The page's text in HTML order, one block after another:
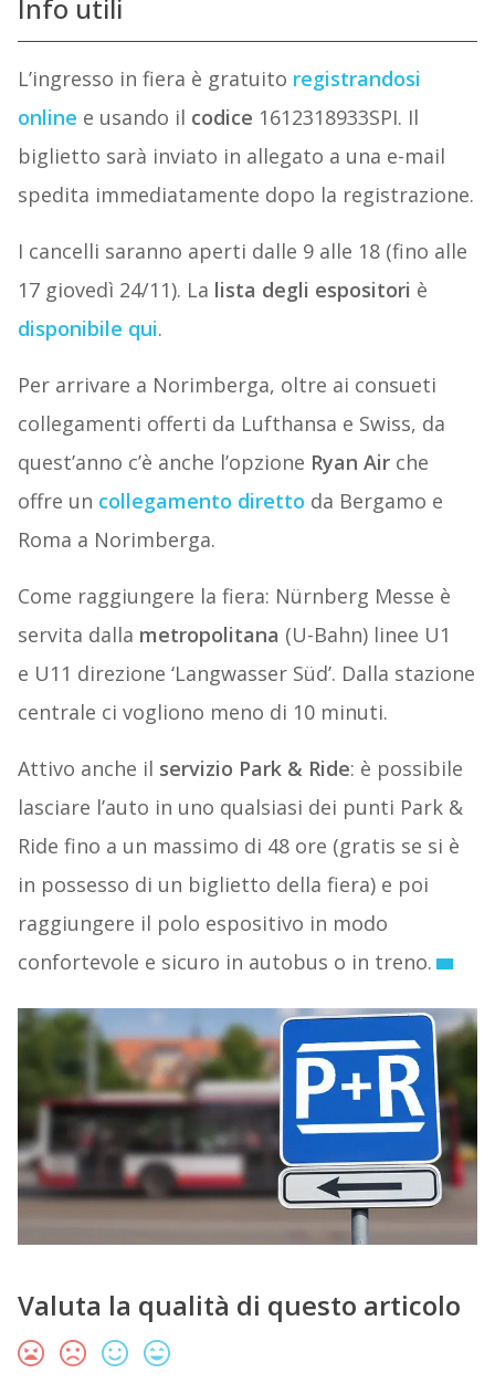
Info utili
L’ingresso in fiera è gratuito registrandosi
online e usando il codice 1612318933SPI. Il
biglietto sarà inviato in allegato a una e-mail
spedita immediatamente dopo la registrazione.
I cancelli saranno aperti dalle 9 alle 18 (fino alle
17 giovedì 24/11). La lista degli espositori è
disponibile qui.
Per arrivare a Norimberga, oltre ai consueti
collegamenti offerti da Lufthansa e Swiss, da
quest’anno c’è anche l’opzione Ryan Airche
offre un collegamento diretto da Bergamo e
Roma a Norimberga.
Come raggiungere la fiera: Nürnberg Messe è
servita dalla metropolitana (U-Bahn) linee U1
e U11 direzione ‘Langwasser Süd’. Dalla stazione
centrale ci vogliono meno di 10 minuti.
Attivo anche il servizio Park & Ride: è possibile
lasciare l’auto in uno qualsiasi dei punti Park &
Ride fino a un massimo di 48 ore (gratis se si è
in possesso di un biglietto della fiera) e poi
raggiungere il polo espositivo in modo
confortevole e sicuro in autobus o in treno.
Valuta la qualità di questo articolo